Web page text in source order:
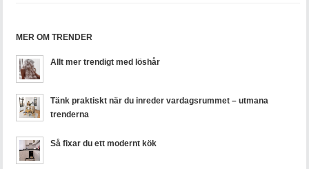
MER OM TRENDER
Allt mer trendigt med löshår
Tänk praktiskt när du inreder vardagsrummet – utmana
trenderna
Så fixar du ett modernt kök